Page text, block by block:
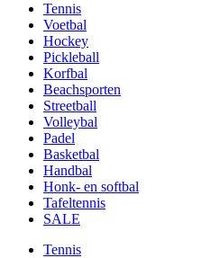
Tennis
Voetbal
Hockey
Pickleball
Korfbal
Beachsporten
Streetball
Volleybal
Padel
Basketbal
Handbal
Honk- en softbal
Tafeltennis
SALE
Tennis